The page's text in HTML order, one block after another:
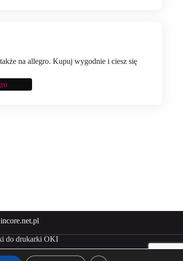
na allegro. Kupuj wygodnie i ciesz się
do drukarki OKI